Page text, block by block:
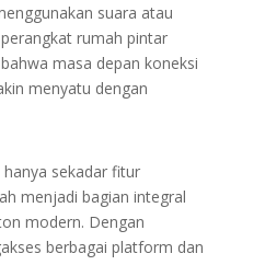
suara atau
rumah pintar
masa depan koneksi
menyatu dengan
hanya sekadar fitur
menjadi bagian integral
modern. Dengan
berbagai platform dan